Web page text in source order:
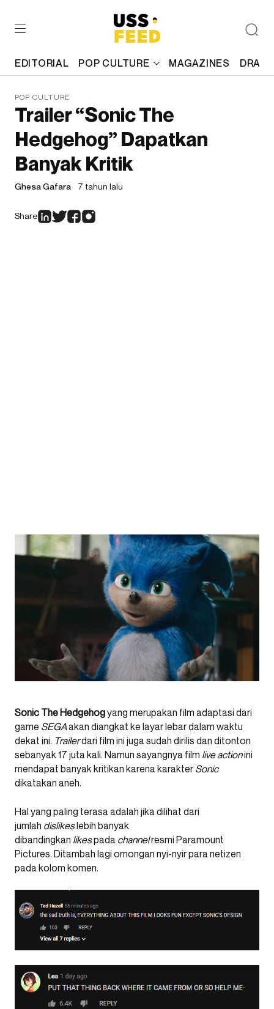
EDITORIAL POP CULTURE MAGAZINES
POP CULTURE
Trailer “Sonic The
Hedgehog” Dapatkan
Banyak Kritik
Ghesa Gafara 7 tahun lalu
Share
Sonic The Hedgehogyang merupakan film adaptasi dari
game SEGAakan diangkat ke layar lebar dalam waktu
dekat ini. Trailerdari film ini juga sudah dirilis dan ditonton
sebanyak 17 juta kali. Namun sayangnya film live actionini
mendapat banyak kritikan karena karakter Sonic
dikatakan aneh.
Hal yang paling terasa adalah jika dilihat dari
jumlah dislikeslebih banyak
dibandingkan likespada channelresmi Paramount
Pictures. Ditambah lagi omongan nyi-nyir para netizen
pada kolom komen.